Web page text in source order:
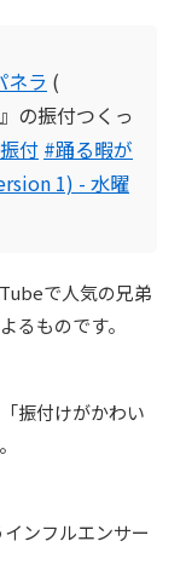
ネラ (
』の振付つくっ
付 #踊る暇が
1) - 水曜
で人気の兄弟
るものです。
振付けがかわい
ンフルエンサー